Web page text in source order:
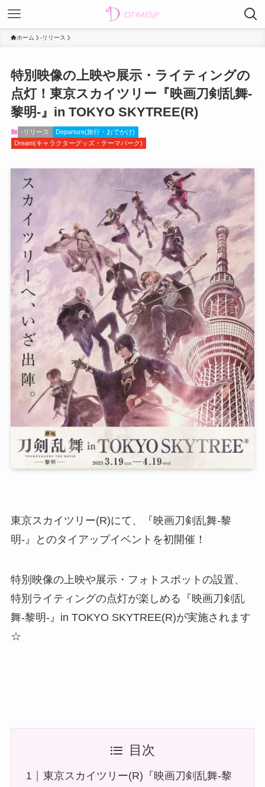
ホーム -リリース
特別映像の上映や展示・ライティングの
点灯！東京スカイツリー『映画刀剣乱舞-
黎明-』in TOKYO SKYTREE(R)
-リリース
Departure(旅行・おでかけ)
Dream(キャラクターグッズ・テーマパーク)
東京スカイツリー(R)にて、『映画刀剣乱舞-黎
明-』とのタイアップイベントを初開催！
特別映像の上映や展示・フォトスポットの設置、
特別ライティングの点灯が楽しめる『映画刀剣乱
舞-黎明-』in TOKYO SKYTREE(R)が実施されます
☆
目次
東京スカイツリー(R)『映画刀剣乱舞-黎